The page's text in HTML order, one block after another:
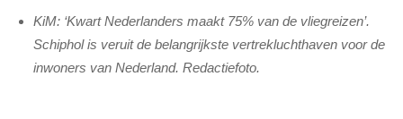
KiM: ‘Kwart Nederlanders maakt 75% van de vliegreizen’.
Schiphol is veruit de belangrijkste vertrekluchthaven voor de
inwoners van Nederland. Redactiefoto.